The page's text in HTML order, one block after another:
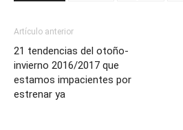
Artículo anterior
21 tendencias del otoño-
invierno 2016/2017 que
estamos impacientes por
estrenar ya